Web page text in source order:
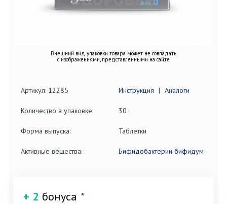
Внешний вид упаковки товара может не совпадать
с изображениями, представленными на сайте
Артикул: 12285 Инструкция | Аналоги
Количество в упаковке: 30
Форма выпуска: Таблетки
Активные вещества: Бифидобактерии бифидум
+ 2 бонуса *